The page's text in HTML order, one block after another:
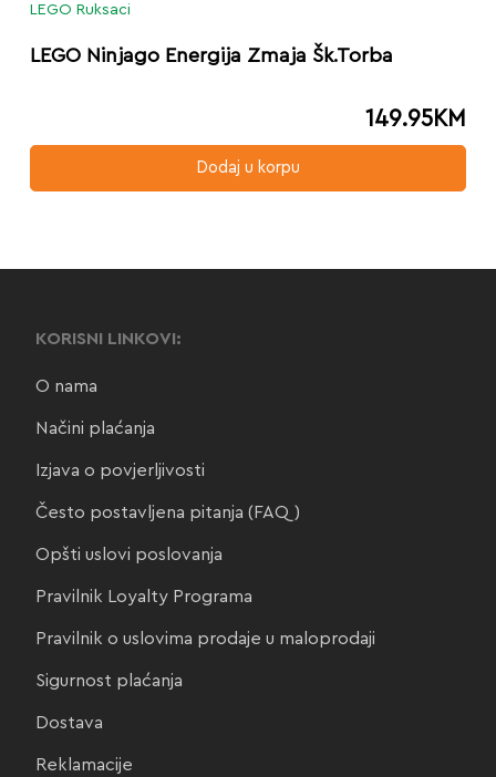
LEGO Ruksaci
LEGO Ninjago Energija Zmaja Šk.Torba
149.95KM
Dodaj u korpu
KORISNI LINKOVI:
O nama
Načini plaćanja
Izjava o povjerljivosti
Često postavljena pitanja (FAQ)
Opšti uslovi poslovanja
Pravilnik Loyalty Programa
Pravilnik o uslovima prodaje u maloprodaji
Sigurnost plaćanja
Dostava
Reklamacije